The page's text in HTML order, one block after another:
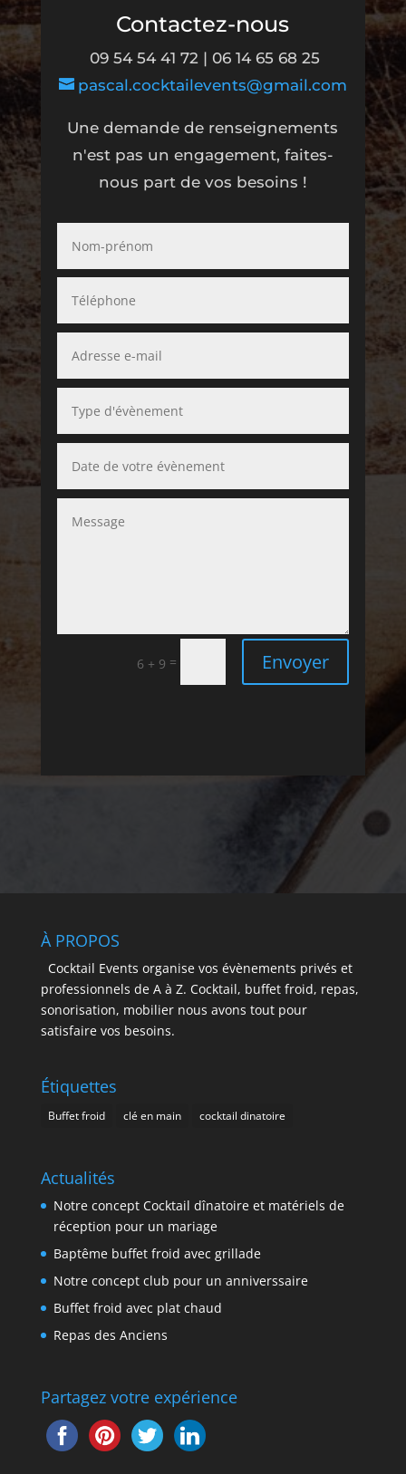
Contactez-nous
09 54 54 41 72 | 06 14 65 68 25
pascal.cocktailevents@gmail.com
Une demande de renseignements
n'est pas un engagement, faites-
nous part de vos besoins !
6 + 9 = Envoyer
À PROPOS
Cocktail Events organise vos évènements privés et
professionnels de A à Z. Cocktail, buffet froid, repas,
sonorisation, mobilier nous avons tout pour
satisfaire vos besoins.
Étiquettes
Buffet froid clé en main cocktail dinatoire
Actualités
Notre concept Cocktail dînatoire et matériels de
réception pour un mariage
Baptême buffet froid avec grillade
Notre concept club pour un anniverssaire
Buffet froid avec plat chaud
Repas des Anciens
Partagez votre expérience